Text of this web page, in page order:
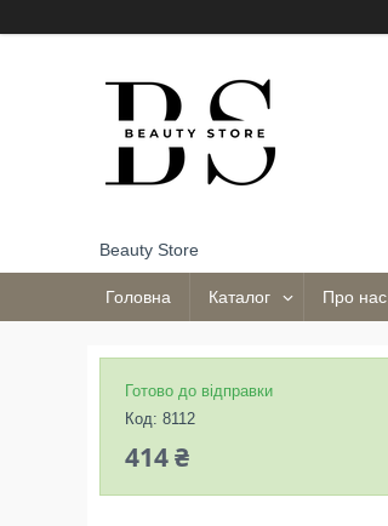
Beauty Store
Головна Каталог Про нас
Готово до відправки
Код: 8112
414 ₴